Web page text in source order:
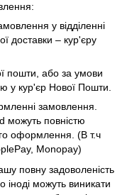
у відділенні
доставки – кур'єру
пошти, або за умови
у кур'єр Нової Пошти.
замовлення.
можуть повністю
оформлення. (В т.ч
Monopay)
повну задоволеність
можуть виникати